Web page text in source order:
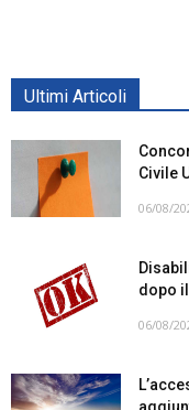
Ultimi Articoli
Civile
06/08/
dopo
06/08/